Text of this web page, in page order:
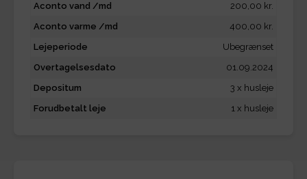
Aconto vand /md
200,00 kr.
Aconto varme /md
400,00 kr.
Lejeperiode
Ubegrænset
Overtagelsesdato
01.09.2024
Depositum
3 x husleje
Forudbetalt leje
1 x husleje